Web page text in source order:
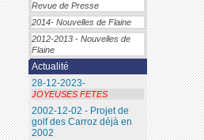
Revue de Presse
2014- Nouvelles de Flaine
2012-2013 - Nouvelles de
Flaine
Actualité
28-12-2023-
JOYEUSES FETES
2002-12-02 - Projet de
golf des Carroz déjà en
2002